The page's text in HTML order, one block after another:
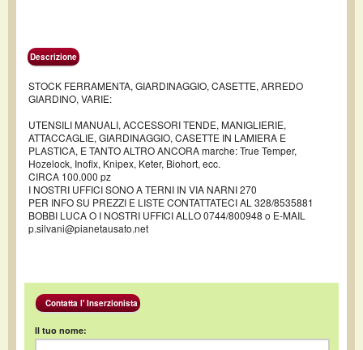
Descrizione
STOCK FERRAMENTA, GIARDINAGGIO, CASETTE, ARREDO
GIARDINO, VARIE:
UTENSILI MANUALI, ACCESSORI TENDE, MANIGLIERIE,
ATTACCAGLIE, GIARDINAGGIO, CASETTE IN LAMIERA E
PLASTICA, E TANTO ALTRO ANCORA marche: True Temper,
Hozelock, Inofix, Knipex, Keter, Biohort, ecc.
CIRCA 100.000 pz
I NOSTRI UFFICI SONO A TERNI IN VIA NARNI 270
PER INFO SU PREZZI E LISTE CONTATTATECI AL 328/8535881
BOBBI LUCA O I NOSTRI UFFICI ALLO 0744/800948 o E-MAIL
p.silvani@pianetausato.net
Contatta l' Inserzionista
Il tuo nome: